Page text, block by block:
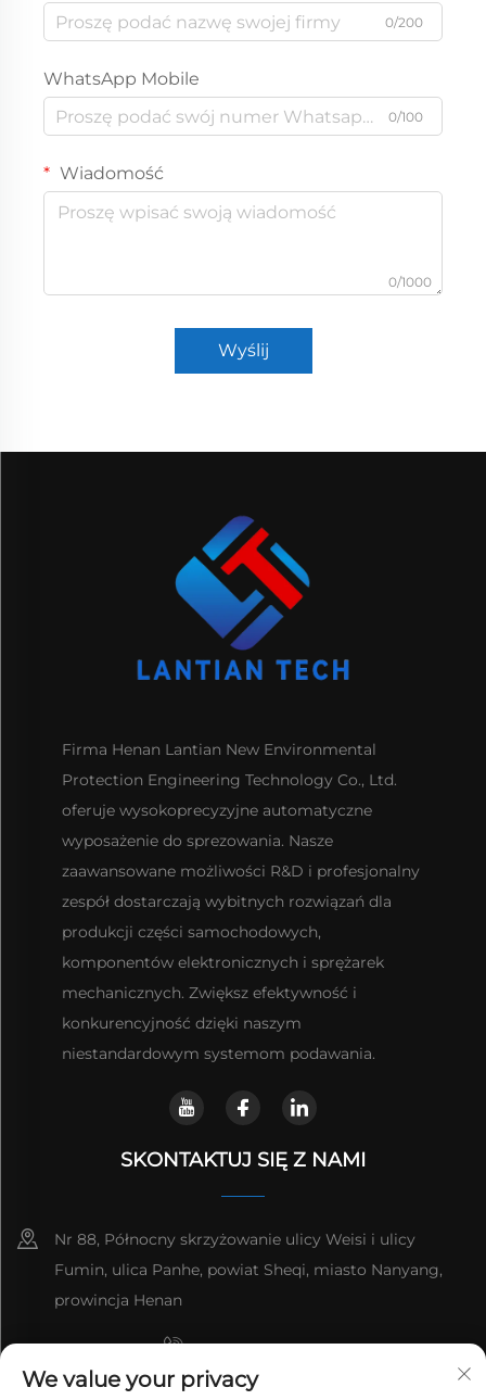
0/200
WhatsApp Mobile
0/100
Wiadomość
0/1000
Wyślij
Firma Henan Lantian New Environmental
Protection Engineering Technology Co., Ltd.
oferuje wysokoprecyzyjne automatyczne
wyposażenie do sprezowania. Nasze
zaawansowane możliwości R&D i profesjonalny
zespół dostarczają wybitnych rozwiązań dla
produkcji części samochodowych,
komponentów elektronicznych i sprężarek
mechanicznych. Zwiększ efektywność i
konkurencyjność dzięki naszym
niestandardowym systemom podawania.
SKONTAKTUJ SIĘ Z NAMI
Nr 88, Północny skrzyżowanie ulicy Weisi i ulicy
Fumin, ulica Panhe, powiat Sheqi, miasto Nanyang,
prowincja Henan
+8615993153189
+86-13137795975
We value your privacy